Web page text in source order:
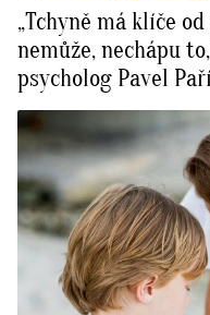
„Tchyně má klíče
nemůže, nechápu
psycholog Pavel